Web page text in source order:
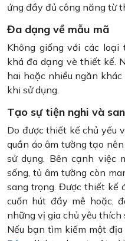
ứng đầy đủ công năng từ
Đa dạng về mẫu mã
Không giống với các
khá đa dạng vè thiết kế.
hai hoặc nhiều ngăn
khi sử dụng.
Tạo sự tiện nghi và
Do được thiết kế chủ yếu
quần áo âm tường tạo
sử dụng. Bên cạnh việc
sống, tủ âm tường còn
sang trọng. Được thiết kế
cuốn hút đầy mê hoặc,
những vị gia chủ yêu thích
Nếu bạn tìm kiếm một